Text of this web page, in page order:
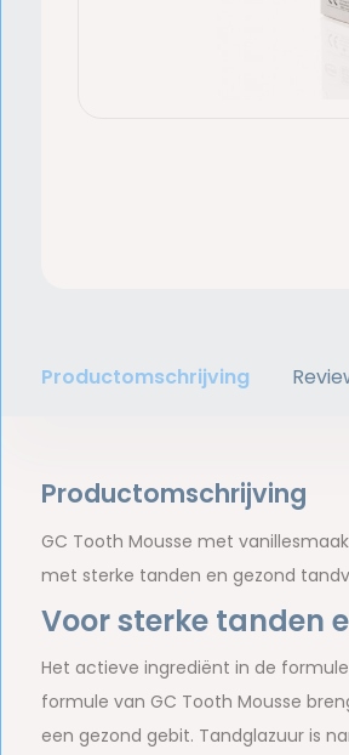
Productomschrijving
Productomschrijving
GC Tooth Mousse met
met sterke tanden en gezond
Voor sterke tanden
Het actieve ingrediënt in de
formule van GC Tooth Mousse
een gezond gebit. Tandglazuur is